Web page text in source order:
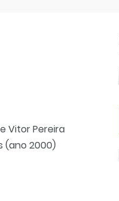
Vitor Pereira
(ano 2000)